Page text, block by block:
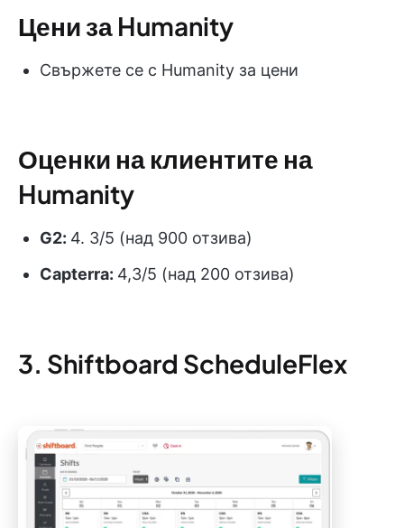
Цени за Humanity
Свържете се с Humanity за цени
Оценки на клиентите на
Humanity
G2: 4. 3/5 (над 900 отзива)
Capterra: 4,3/5 (над 200 отзива)
3. Shiftboard ScheduleFlex